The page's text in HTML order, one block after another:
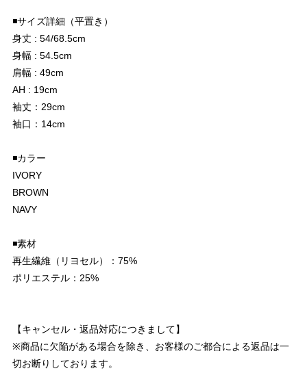
◾️サイズ詳細（平置き）
身丈 : 54/68.5cm
身幅 : 54.5cm
肩幅 : 49cm
AH : 19cm
袖丈：29cm
袖口：14cm
◾️カラー
IVORY
BROWN
NAVY
◾️素材
再生繊維（リヨセル）：75%
ポリエステル：25%
【キャンセル・返品対応につきまして】
※商品に欠陥がある場合を除き、お客様のご都合による返品は一
切お断りしております。